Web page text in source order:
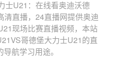
士U21：在线看奥迪沃德
清直播，24直播网提供奥迪
现场比赛直播视频，本站
哥德堡大力士U21的直
航学习用途。